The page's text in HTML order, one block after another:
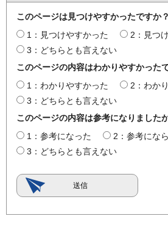
このページは見つけやすかったですか？
1：見つけやすかった
2：見つ
3：どちらとも言えない
このページの内容はわかりやすかった
1：わかりやすかった
2：わか
3：どちらとも言えない
このページの内容は参考になりました
1：参考になった
2：参考にな
3：どちらとも言えない